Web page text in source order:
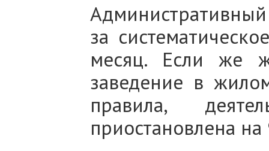
за
месяц. Если же
заведение в
правила,
приостановлена